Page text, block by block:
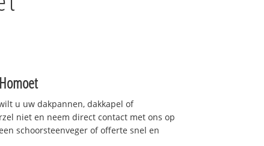
Homoet
u uw dakpannen, dakkapel of
niet en neem direct contact met ons op
schoorsteenveger of offerte snel en